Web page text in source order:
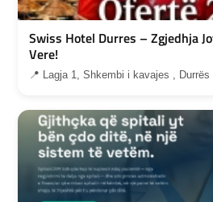
Swiss Hotel Durres – Zgjedhja
Vere!
📍 Lagja 1, Shkembi i kavajes , Durrës